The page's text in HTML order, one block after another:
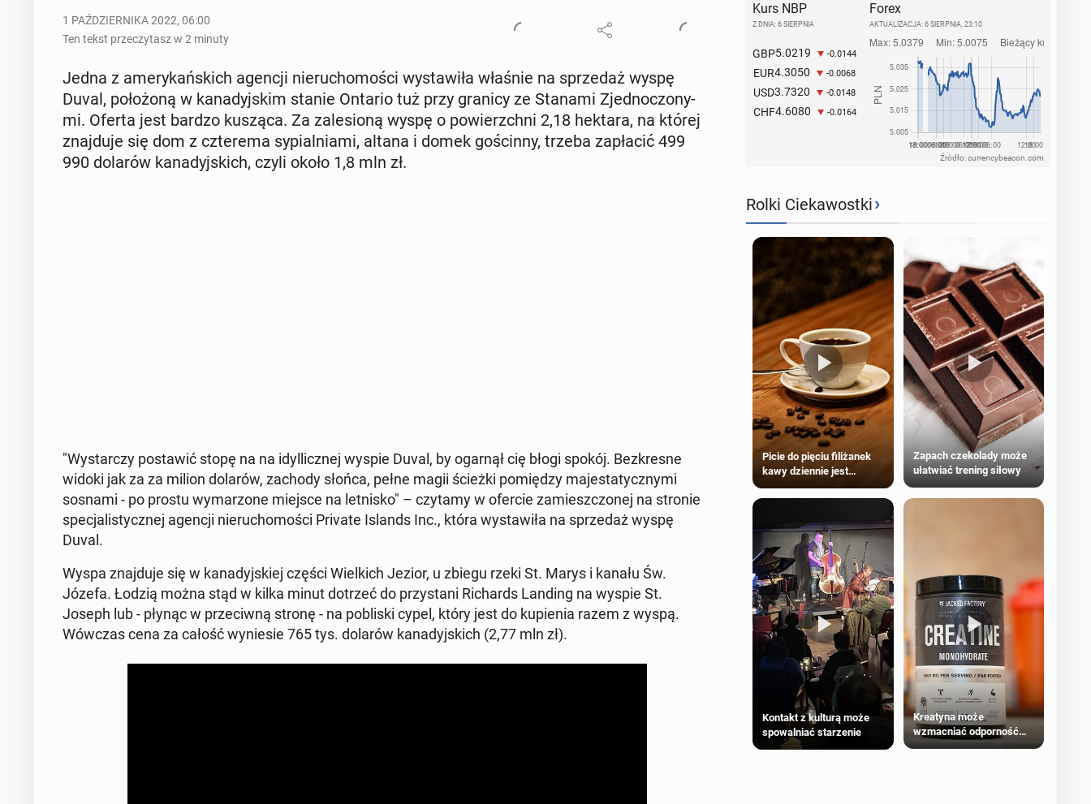
1 PAŹDZIERNIKA 2022, 06:00
Ten tekst przeczytasz w 2 minuty
Jedna z ame­ry­kań­skich agencji nie­ru­cho­mo­ści wy­sta­wi­ła właśnie na sprze­daż wyspę
Duval, po­ło­żo­ną w ka­na­dyj­skim stanie Ontario tuż przy granicy ze Stanami Zjed­no­czo­ny­
mi. Oferta jest bardzo kusząca. Za za­le­sio­ną wyspę o po­wierzch­ni 2,18 hektara, na której
znaj­du­je się dom z czte­re­ma sy­pial­nia­mi, altana i domek go­ścin­ny, trzeba za­pła­cić 499
990 dolarów ka­na­dyj­skich, czyli około 1,8 mln zł.
"Wy­star­czy po­sta­wić stopę na na idyl­licz­nej wyspie Duval, by ogarnął cię błogi spokój. Bez­kre­sne
widoki jak za za milion dolarów, zachody słońca, pełne magii ścieżki po­mię­dzy ma­je­sta­tycz­ny­mi
sosnami - po prostu wy­ma­rzo­ne miejsce na let­ni­sko" – czytamy w ofercie za­miesz­czo­nej na stronie
spe­cja­li­stycz­nej agencji nie­ru­cho­mo­ści Private Islands Inc., która wy­sta­wi­ła na sprze­daż wyspę
Duval.
Wyspa znaj­du­je się w ka­na­dyj­skiej części Wiel­kich Jezior, u zbiegu rzeki St. Marys i kanału Św.
Józefa. Łodzią można stąd w kilka minut dotrzeć do przy­sta­ni Ri­chards Landing na wyspie St.
Joseph lub - płynąc w prze­ciw­ną stronę - na po­bli­ski cypel, który jest do ku­pie­nia razem z wyspą.
Wówczas cena za całość wy­nie­sie 765 tys. dolarów ka­na­dyj­skich (2,77 mln zł).
Kurs NBP
Z DNIA: 6 SIERPNIA
GBP5.0219 -0.0144
EUR4.3050 -0.0068
USD3.7320 -0.0148
CHF4.6080 -0.0164
Forex
AKTUALIZACJA: 6 SIERPNIA, 23:10
Źródło: currencybeacon.com
Rolki Ciekawostki›
Picie do pięciu filiżanek
kawy dziennie jest
większości dorosłych
Zapach czekolady może
ułatwiać trening siłowy
Kontakt z kulturą może
spowalniać starzenie
Kreatyna może
wzmacniać odporność
przeciw nowotworom